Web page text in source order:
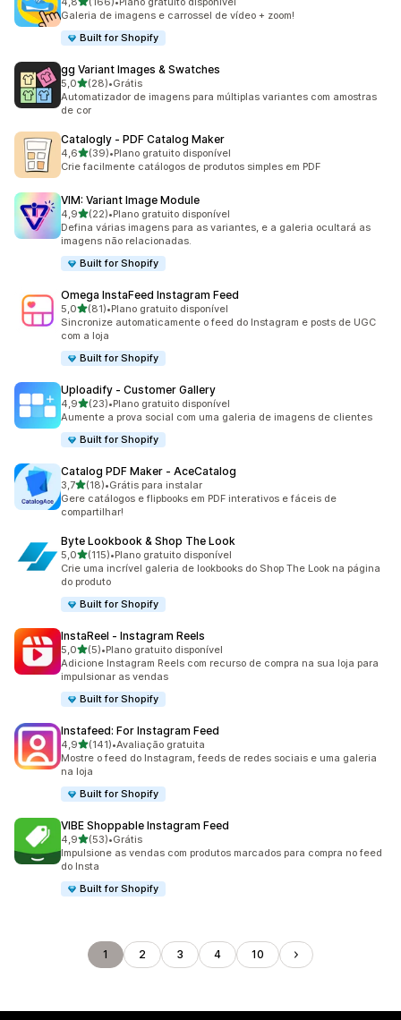
166 avaliações ao todo
Galeria de imagens e carrossel de vídeo + zoom!
Built for Shopify
gg Variant Images & Swatches
5,0de 5 estrelas
(28)
28 avaliações ao todo
•Grátis
Automatizador de imagens para múltiplas variantes com amostras
de cor
Catalogly ‑ PDF Catalog Maker
4,6de 5 estrelas
(39)
39 avaliações ao todo
•Plano gratuito disponível
Crie facilmente catálogos de produtos simples em PDF
VIM: Variant Image Module
4,9de 5 estrelas
(22)
22 avaliações ao todo
•Plano gratuito disponível
Defina várias imagens para as variantes, e a galeria ocultará as
imagens não relacionadas.
Built for Shopify
Omega InstaFeed Instagram Feed
5,0de 5 estrelas
(81)
81 avaliações ao todo
•Plano gratuito disponível
Sincronize automaticamente o feed do Instagram e posts de UGC
com a loja
Built for Shopify
Uploadify ‑ Customer Gallery
4,9de 5 estrelas
(23)
23 avaliações ao todo
•Plano gratuito disponível
Aumente a prova social com uma galeria de imagens de clientes
Built for Shopify
Catalog PDF Maker ‑ AceCatalog
3,7de 5 estrelas
(18)
18 avaliações ao todo
•Grátis para instalar
Gere catálogos e flipbooks em PDF interativos e fáceis de
compartilhar!
Byte Lookbook & Shop The Look
5,0de 5 estrelas
(115)
115 avaliações ao todo
•Plano gratuito disponível
Crie uma incrível galeria de lookbooks do Shop The Look na página
do produto
Built for Shopify
InstaReel ‑ Instagram Reels
5,0de 5 estrelas
(5)
5 avaliações ao todo
•Plano gratuito disponível
Adicione Instagram Reels com recurso de compra na sua loja para
impulsionar as vendas
Built for Shopify
Instafeed: For Instagram Feed
4,9de 5 estrelas
(141)
141 avaliações ao todo
•Avaliação gratuita
Mostre o feed do Instagram, feeds de redes sociais e uma galeria
na loja
Built for Shopify
VIBE Shoppable Instagram Feed
4,9de 5 estrelas
(53)
53 avaliações ao todo
•Grátis
Impulsione as vendas com produtos marcados para compra no feed
do Insta
Built for Shopify
1 2 3 4 10